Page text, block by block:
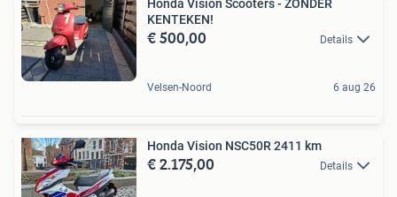
Honda Vision Scooters - ZONDER
KENTEKEN!
€ 500,00 Details
Velsen-Noord 6 aug 26
Honda Vision NSC50R 2411 km
€ 2.175,00 Details